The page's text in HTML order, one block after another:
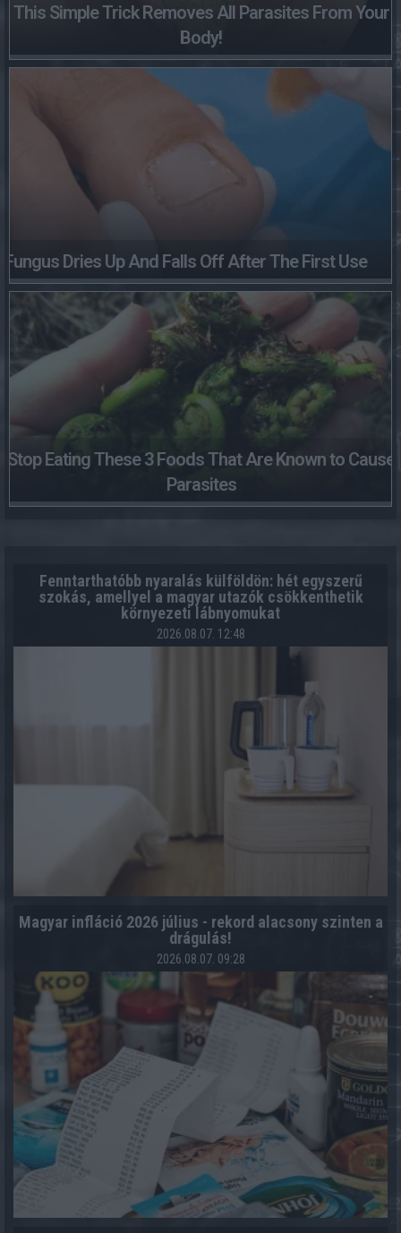
This Simple Trick Removes All Parasites From Your
Body!
Fungus Dries Up And Falls Off After The First Use
Stop Eating These 3 Foods That Are Known to Cause
Parasites
Fenntarthatóbb nyaralás külföldön: hét egyszerű
szokás, amellyel a magyar utazók csökkenthetik
környezeti lábnyomukat
2026.08.07. 12:48
Magyar infláció 2026 július - rekord alacsony szinten a
drágulás!
2026.08.07. 09:28